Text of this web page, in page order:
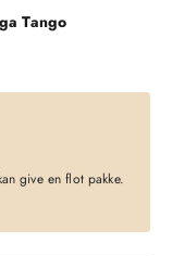
Tango
give en flot pakke.